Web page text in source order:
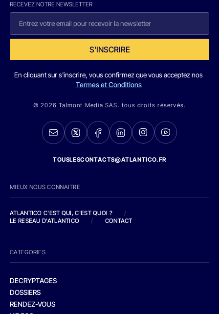
RECEVEZ NOTRE NEWSLETTER
S'INSCRIRE
En cliquant sur s'inscrire, vous confirmez que vous acceptez nos
Termes et Conditions
© 2026 Talmont Media SAS. tous droits réservés.
TOUSLESCONTACTS@ATLANTICO.FR
MIEUX NOUS CONNAITRE
ATLANTICO C'EST QUI, C'EST QUOI ?
/
LE RESEAU D'ATLANTICO
/ CONTACT
CATEGORIES
DECRYPTAGES
DOSSIERS
RENDEZ-VOUS